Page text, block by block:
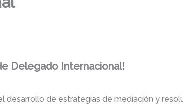
Delegado Internacional!
desarrollo de estrategias de mediación y